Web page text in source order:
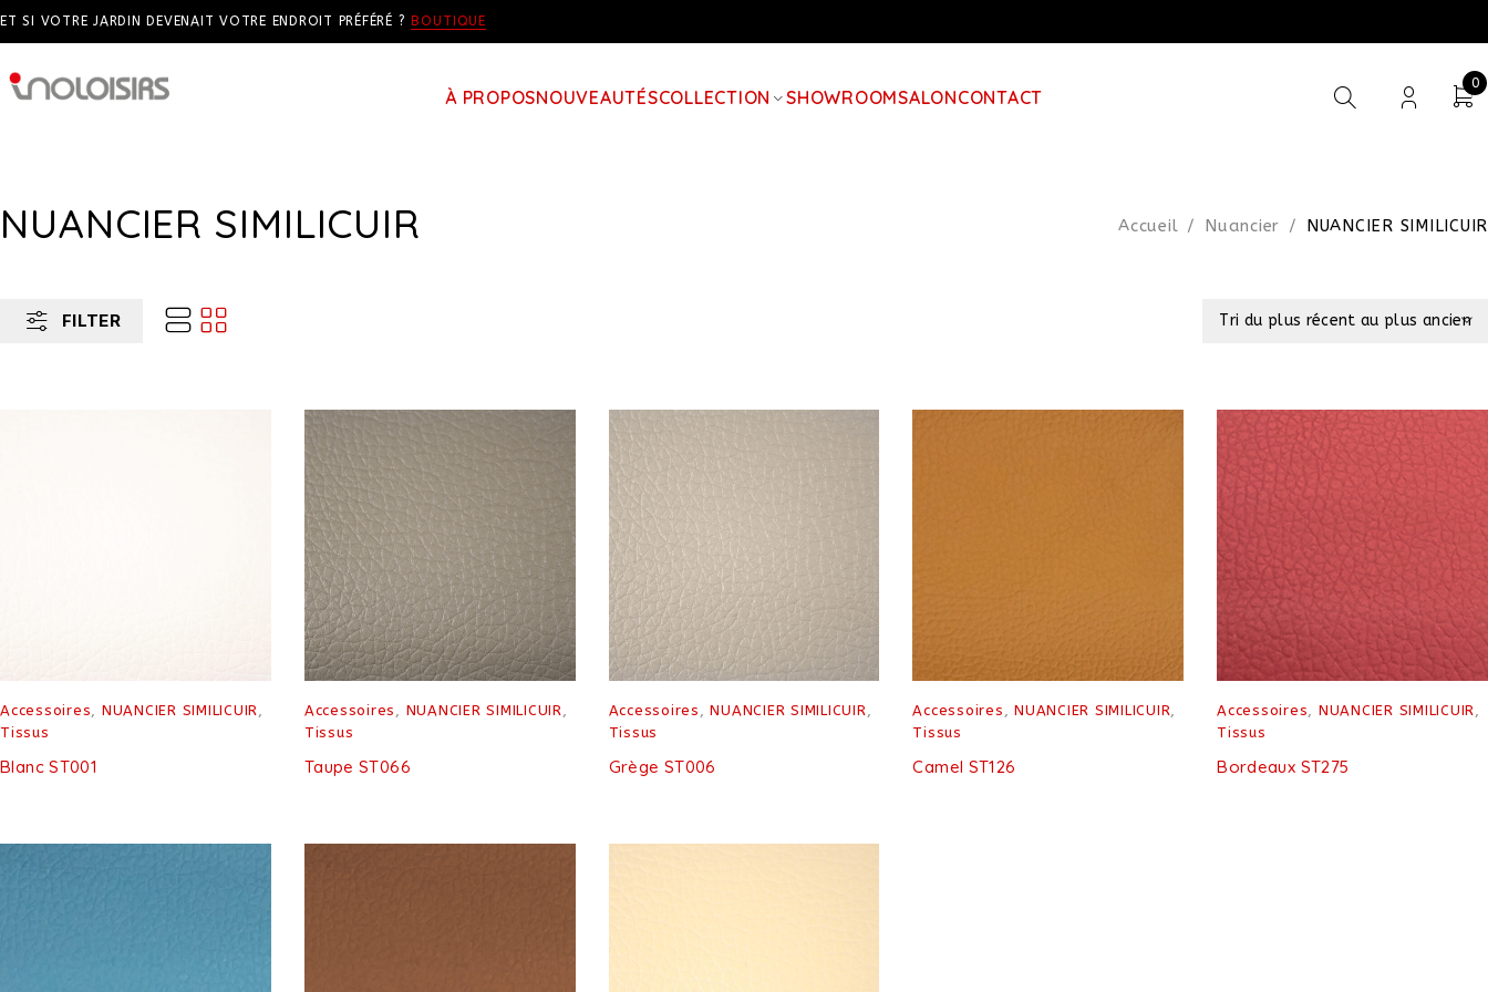
ET SI VOTRE JARDIN DEVENAIT VOTRE ENDROIT PRÉFÉRÉ ? BOUTIQUE
À PROPOSNOUVEAUTÉSCOLLECTION SHOWROOMSALONCONTACT
0
NUANCIER SIMILICUIR Accueil / Nuancier / NUANCIER SIMILICUIR
FILTER Tri du plus récent au plus ancien
Accessoires NUANCIER SIMILICUIR
Tissus
Blanc ST001
Accessoires NUANCIER SIMILICUIR
Tissus
Taupe ST066
Accessoires ,NUANCIER SIMILICUIR
Tissus
Grège ST006
Accessoires ,NUANCIER SIMILICUIR
Tissus
Camel ST126
Accessoires NUANCIER SIMILICUIR
Tissus
Bordeaux ST275